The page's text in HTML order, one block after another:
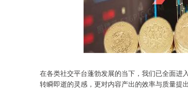
在各类社交平台蓬勃发展的当下，我们已全面进
转瞬即逝的灵感，更对内容产出的效率与质量提